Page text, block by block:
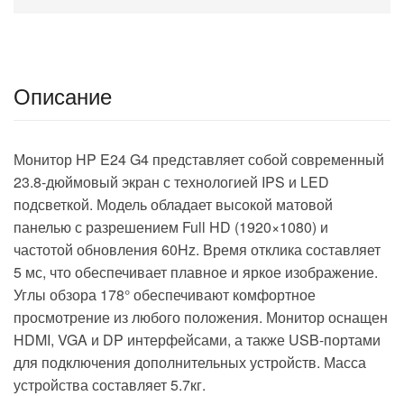
Описание
Монитор HP E24 G4 представляет собой современный
23.8-дюймовый экран с технологией IPS и LED
подсветкой. Модель обладает высокой матовой
панелью с разрешением Full HD (1920×1080) и
частотой обновления 60Hz. Время отклика составляет
5 мс, что обеспечивает плавное и яркое изображение.
Углы обзора 178° обеспечивают комфортное
просмотрение из любого положения. Монитор оснащен
HDMI, VGA и DP интерфейсами, а также USB-портами
для подключения дополнительных устройств. Масса
устройства составляет 5.7кг.